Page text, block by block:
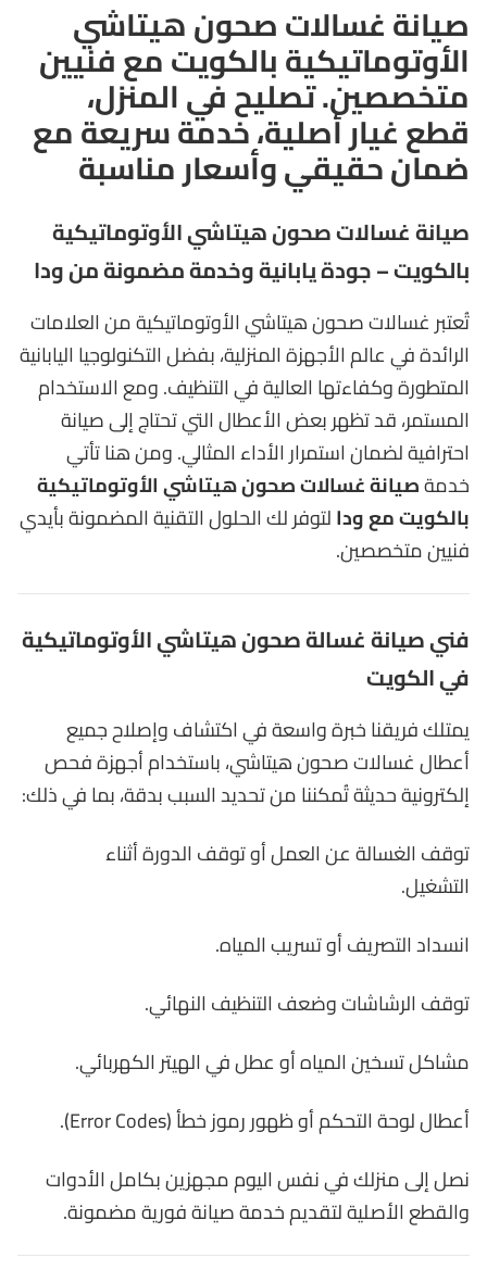
صيانة غسالات صحون هيتاشي
الأوتوماتيكية بالكويت مع فنيين
متخصصين. تصليح في المنزل،
قطع غيار أصلية، خدمة سريعة مع
ضمان حقيقي وأسعار مناسبة
صيانة غسالات صحون هيتاشي الأوتوماتيكية
بالكويت – جودة يابانية وخدمة مضمونة من ودا
تُعتبر غسالات صحون هيتاشي الأوتوماتيكية من العلامات
الرائدة في عالم الأجهزة المنزلية، بفضل التكنولوجيا اليابانية
المتطورة وكفاءتها العالية في التنظيف. ومع الاستخدام
المستمر، قد تظهر بعض الأعطال التي تحتاج إلى صيانة
احترافية لضمان استمرار الأداء المثالي. ومن هنا تأتي
خدمةصيانة غسالات صحون هيتاشي الأوتوماتيكية
بالكويت مع ودالتوفر لك الحلول التقنية المضمونة بأيدي
فنيين متخصصين.
فني صيانة غسالة صحون هيتاشي الأوتوماتيكية
في الكويت
يمتلك فريقنا خبرة واسعة في اكتشاف وإصلاح جميع
أعطال غسالات صحون هيتاشي، باستخدام أجهزة فحص
إلكترونية حديثة تُمكننا من تحديد السبب بدقة، بما في ذلك:
توقف الغسالة عن العمل أو توقف الدورة أثناء
التشغيل.
انسداد التصريف أو تسريب المياه.
توقف الرشاشات وضعف التنظيف النهائي.
مشاكل تسخين المياه أو عطل في الهيتر الكهربائي.
أعطال لوحة التحكم أو ظهور رموز خطأ (Error Codes).
نصل إلى منزلك في نفس اليوم مجهزين بكامل الأدوات
والقطع الأصلية لتقديم خدمة صيانة فورية مضمونة.